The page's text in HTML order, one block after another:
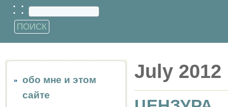
: :
обо мне и этом
сайте
July 2012